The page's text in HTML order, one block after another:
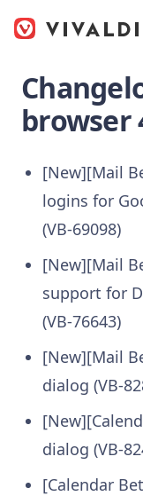
browser
[New][Mail
logins for
(VB-69098)
[New][Mail
support for
(VB-76643)
[New][Mail
dialog (VB-
dialog (VB-
[Calendar